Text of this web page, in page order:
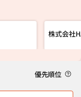
株式会社
優先順位